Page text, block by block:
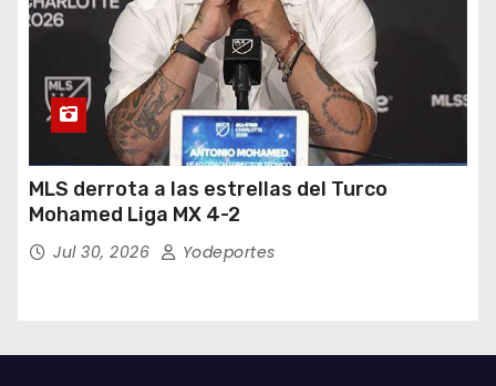
MLS derrota a las estrellas del Turco
Mohamed Liga MX 4-2
Jul 30, 2026 Yodeportes